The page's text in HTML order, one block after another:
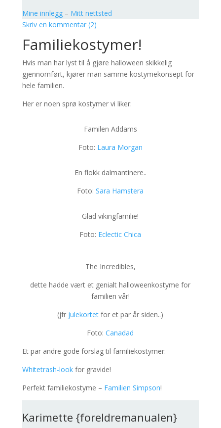
Mine innlegg– Mitt nettsted
Skriv en kommentar (2)
Familiekostymer!
Hvis man har lyst til å gjøre halloween skikkelig
gjennomført, kjører man samme kostymekonsept for
hele familien.
Her er noen sprø kostymer vi liker:
Familen Addams
Foto: Laura Morgan
En flokk dalmantinere..
Foto:Sara Hamstera
Glad vikingfamilie!
Foto: Eclectic Chica
The Incredibles,
dette hadde vært et genialt halloweenkostyme for
familien vår!
(jfr julekortet for et par år siden..)
Foto:Canadad
Et par andre gode forslag til familiekostymer:
Whitetrash-lookfor gravide!
Perfekt familiekostyme – Familien Simpson!
Karimette {foreldremanualen}